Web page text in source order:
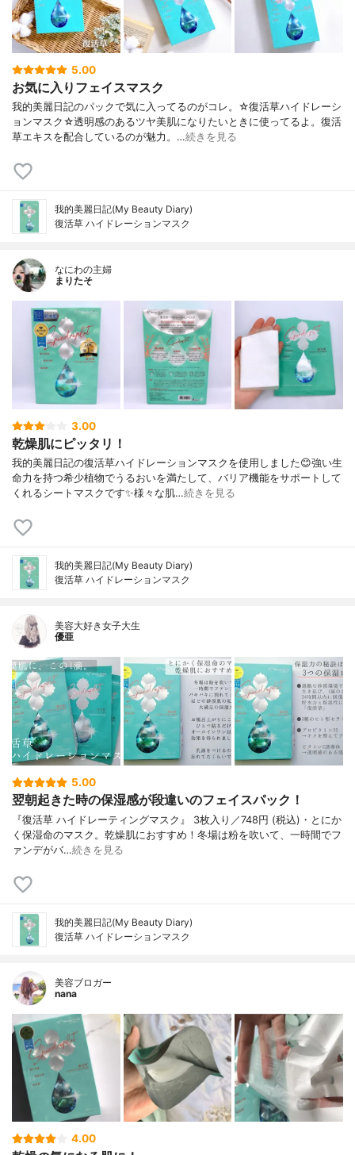
5.00
お気に入りフェイスマスク
我的美麗日記のパックで気に入ってるのがコレ。☆復活草ハイドレーシ
ョンマスク☆透明感のあるツヤ美肌になりたいときに使ってるよ。復活
草エキスを配合しているのが魅力。…続きを見る
我的美麗日記(My Beauty Diary)
復活草 ハイドレーションマスク
なにわの主婦
まりたそ
3.00
乾燥肌にピッタリ！
我的美麗日記の復活草ハイドレーションマスクを使用しました😊強い生
命力を持つ希少植物でうるおいを満たして、バリア機能をサポートして
くれるシートマスクです✨様々な肌…続きを見る
我的美麗日記(My Beauty Diary)
復活草 ハイドレーションマスク
美容大好き女子大生
優亜
5.00
翌朝起きた時の保湿感が段違いのフェイスパック！
『復活草 ハイドレーティングマスク』 3枚入り／748円 (税込)・とにか
く保湿命のマスク。乾燥肌におすすめ！冬場は粉を吹いて、一時間でフ
ァンデがバ…続きを見る
我的美麗日記(My Beauty Diary)
復活草 ハイドレーションマスク
美容ブロガー
nana
4.00